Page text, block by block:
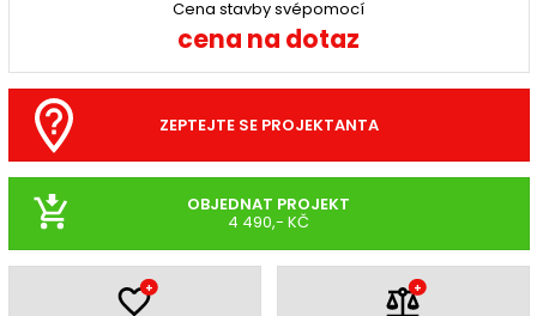
Cena stavby svépomocí
cena na dotaz
ZEPTEJTE SE PROJEKTANTA
OBJEDNAT PROJEKT
4 490,- KČ
+ +